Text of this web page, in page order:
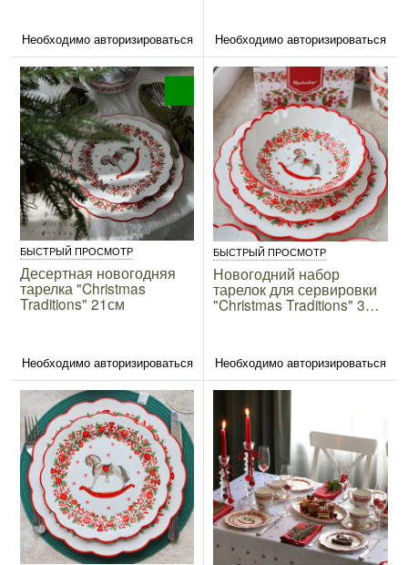
Необходимо авторизироваться Необходимо авторизироваться
БЫСТРЫЙ ПРОСМОТР
Десертная новогодняя
тарелка "Christmas
Traditions" 21см
Необходимо авторизироваться
БЫСТРЫЙ ПРОСМОТР
Новогодний набор
тарелок для сервировки
"Christmas Traditions" 3
Необходимо авторизироваться